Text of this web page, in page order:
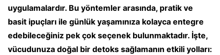
uygulamalardır. Bu yöntemler arasında, pratik ve
basit ipuçları ile günlük yaşamınıza kolayca entegre
edebileceğiniz pek çok seçenek bulunmaktadır. İşte,
vücudunuza doğal bir detoks sağlamanın etkili yolları: